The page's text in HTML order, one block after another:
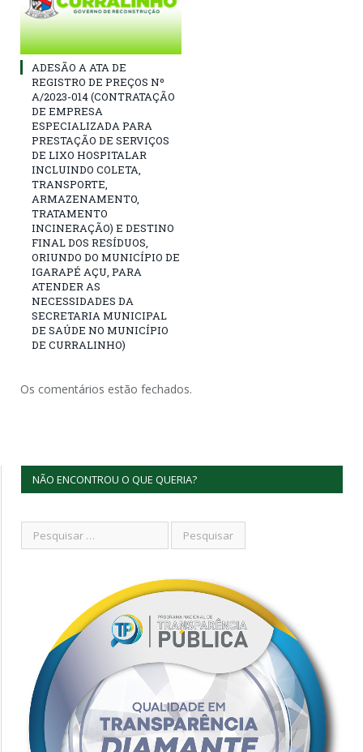
ADESÃO A ATA DE
REGISTRO DE PREÇOS Nº
A/2023-014 (CONTRATAÇÃO
DE EMPRESA
ESPECIALIZADA PARA
PRESTAÇÃO DE SERVIÇOS
DE LIXO HOSPITALAR
INCLUINDO COLETA,
TRANSPORTE,
ARMAZENAMENTO,
TRATAMENTO
INCINERAÇÃO) E DESTINO
FINAL DOS RESÍDUOS,
ORIUNDO DO MUNICÍPIO DE
IGARAPÉ AÇU, PARA
ATENDER AS
NECESSIDADES DA
SECRETARIA MUNICIPAL
DE SAÚDE NO MUNICÍPIO
DE CURRALINHO)
Os comentários estão fechados.
NÃO ENCONTROU O QUE QUERIA?